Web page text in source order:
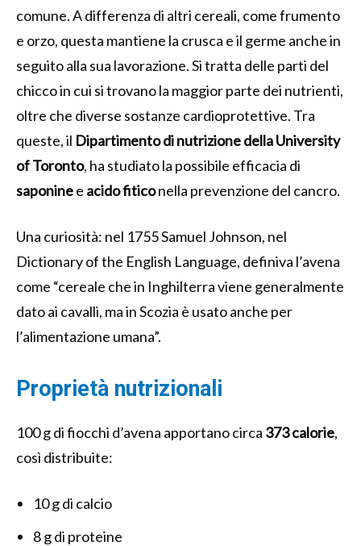
comune. A differenza di altri cereali, come frumento
e orzo, questa mantiene la crusca e il germe anche in
seguito alla sua lavorazione. Si tratta delle parti del
chicco in cui si trovano la maggior parte dei nutrienti,
oltre che diverse sostanze cardioprotettive. Tra
queste, il Dipartimento di nutrizione della University
of Toronto, ha studiato la possibile efficacia di
saponinee acido fiticonella prevenzione del cancro.
Una curiosità: nel 1755 Samuel Johnson, nel
Dictionary of the English Language, definiva l’avena
come “cereale che in Inghilterra viene generalmente
dato ai cavalli, ma in Scozia è usato anche per
l’alimentazione umana”.
Proprietà nutrizionali
100 g di fiocchi d’avena apportano circa 373 calorie,
così distribuite:
10 g di calcio
8 g di proteine